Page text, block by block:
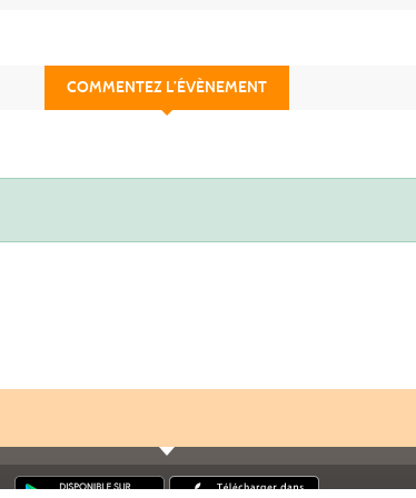
COMMENTEZ L’ÉVÈNEMENT